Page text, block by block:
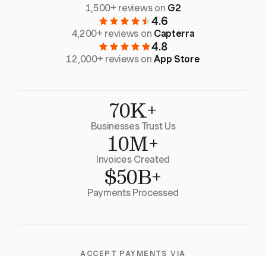
1,500+ reviews on G2
4.6
4,200+ reviews on Capterra
4.8
12,000+ reviews onApp Store
70K+
Businesses Trust Us
10M+
Invoices Created
$50B+
Payments Processed
ACCEPT PAYMENTS VIA